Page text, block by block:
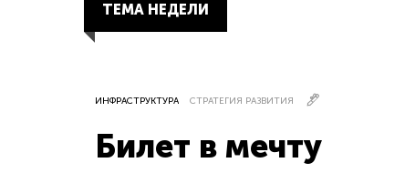
ТЕМА НЕДЕЛИ
ИНФРАСТРУКТУРА СТРАТЕГИЯ РАЗВИТИЯ
Билет в мечту